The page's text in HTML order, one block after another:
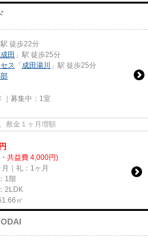
駅 徒歩22分
田 」駅 徒歩25分
ス
「成田湯川
」駅 徒歩25分
募集中： 1室
金１ヶ月増額
円
共益費 4,000円)
月｜礼：1ヶ月
1階
2LDK
㎡